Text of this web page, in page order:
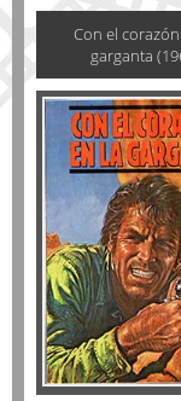
Con el
garganta